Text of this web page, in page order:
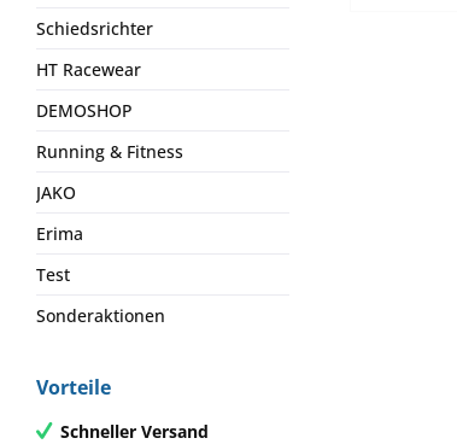
Schiedsrichter
HT Racewear
DEMOSHOP
Running & Fitness
JAKO
Erima
Test
Sonderaktionen
Vorteile
Schneller Versand